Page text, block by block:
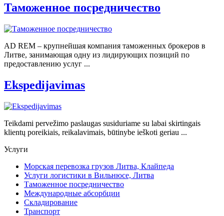
Таможенное посредничество
AD REM – крупнейшая компания таможенных брокеров в
Литве, занимающая одну из лидирующих позиций по
предоставлению услуг ...
Ekspedijavimas
Teikdami pervežimo paslaugas susiduriame su labai skirtingais
klientų poreikiais, reikalavimais, būtinybe ieškoti geriau ...
Услуги
Морская перевозка грузов Литва, Клайпеда
Услуги логистики в Вильнюсе, Литва
Таможенное посредничество
Международные абсорбции
Складирование
Транспорт